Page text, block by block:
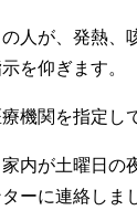
人が、発熱、
を仰ぎます。
機関を指定し
内が土曜日の
ーに連絡しま